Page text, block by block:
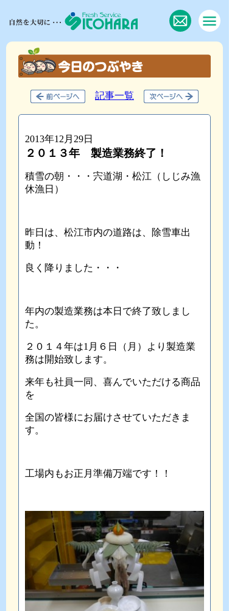
記事一覧
2013年12月29日
２０１３年 製造業務終了！
積雪の朝・・・宍道湖・松江（しじみ漁
休漁日）
昨日は、松江市内の道路は、除雪車出
動！
良く降りました・・・
年内の製造業務は本日で終了致しまし
た。
２０１４年は1月６日（月）より製造業
務は開始致します。
来年も社員一同、喜んでいただける商品
を
全国の皆様にお届けさせていただきま
す。
工場内もお正月準備万端です！！